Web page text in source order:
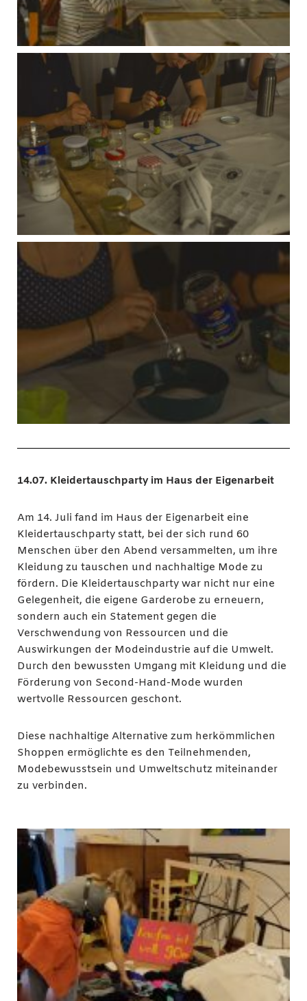
14.07. Kleidertauschparty im Haus der Eigenarbeit
Am 14. Juli fand im Haus der Eigenarbeit eine
Kleidertauschparty statt, bei der sich rund 60
Menschen über den Abend versammelten, um ihre
Kleidung zu tauschen und nachhaltige Mode zu
fördern. Die Kleidertauschparty war nicht nur eine
Gelegenheit, die eigene Garderobe zu erneuern,
sondern auch ein Statement gegen die
Verschwendung von Ressourcen und die
Auswirkungen der Modeindustrie auf die Umwelt.
Durch den bewussten Umgang mit Kleidung und die
Förderung von Second-Hand-Mode wurden
wertvolle Ressourcen geschont.
Diese nachhaltige Alternative zum herkömmlichen
Shoppen ermöglichte es den Teilnehmenden,
Modebewusstsein und Umweltschutz miteinander
zu verbinden.